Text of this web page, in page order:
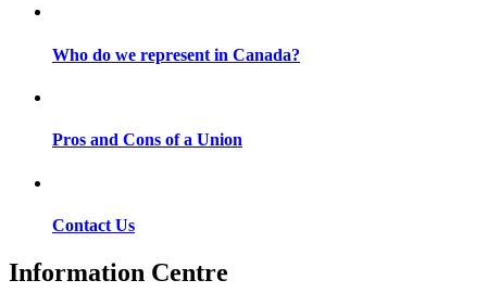
Who do we represent in Canada?
Pros and Cons of a Union
Contact Us
Information Centre